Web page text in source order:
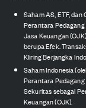
Saham AS, ETF,
Perantara
Jasa Keuangan
berupa Efek.
Kliring Berjangka
Saham Indonesia
Perantara Pedagang
Sekuritas sebagai
Keuangan (OJK).